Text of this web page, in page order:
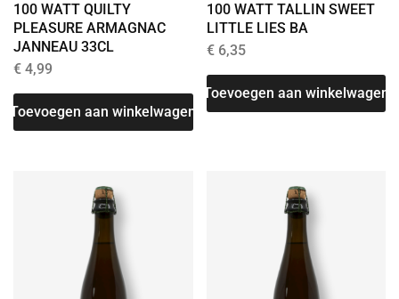
100 WATT QUILTY
PLEASURE ARMAGNAC
JANNEAU 33CL
€ 4,99
Toevoegen aan winkelwagen
100 WATT TALLIN SWEET
LITTLE LIES BA
€6,35
Toevoegen aan winkelwagen